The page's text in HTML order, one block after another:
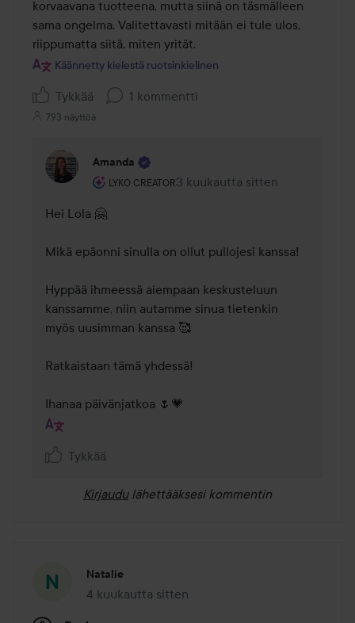
korvaavana tuotteena, mutta siinä on täsmälleen
sama ongelma. Valitettavasti mitään ei tule ulos,
riippumatta siitä, miten yrität.
Käännetty kielestä ruotsinkielinen
Tykkää 1 kommentti
793 näyttöä
Amanda
LYKO CREATOR
Käyttäjän rooli: Lyko Creator.
3 kuukautta sitten
Kommentti lisättiin 3
Hei Lola 🤗
Mikä epäonni sinulla on ollut pullojesi kanssa!
Hyppää ihmeessä aiempaan keskusteluun
kanssamme, niin autamme sinua tietenkin
myös uusimman kanssa 🥰
Ratkaistaan tämä yhdessä!
Ihanaa päivänjatkoa 🌷💗
Tykkää
Kirjaudu lähettääksesi kommentin
Natalie
4 kuukautta sitten
Viesti luotiin 4 kuukautta sitten